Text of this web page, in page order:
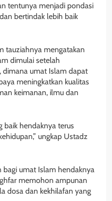
tentunya menjadi pondasi
bertindak lebih baik
tauziahnya mengatakan
dimulai setelah
dimana umat Islam dapat
meningkatkan kualitas
keimanan, ilmu dan
baik hendaknya terus
ungkap Ustadz
umat Islam hendaknya
memohon ampunan
dosa dan kekhilafan yang